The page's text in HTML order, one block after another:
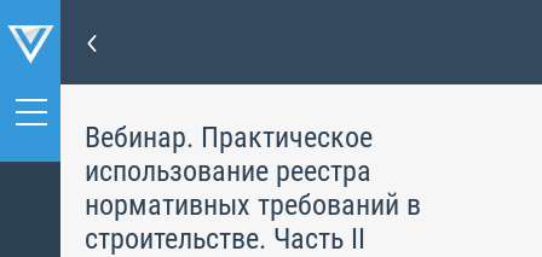
Вебинар. Практическое
использование реестра
нормативных требований в
строительстве. Часть II